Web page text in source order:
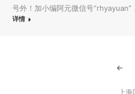
号外！加小编阿元微信号
详情
←
上